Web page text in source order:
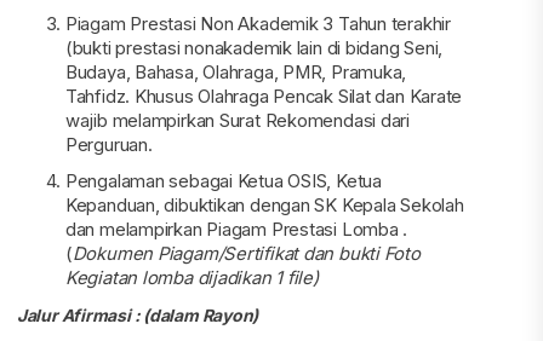
Piagam Prestasi Non Akademik 3 Tahun terakhir
(bukti prestasi nonakademik lain di bidang Seni,
Budaya, Bahasa, Olahraga, PMR, Pramuka,
Tahfidz. Khusus Olahraga Pencak Silat dan Karate
wajib melampirkan Surat Rekomendasi dari
Perguruan.
Pengalaman sebagai Ketua OSIS, Ketua
Kepanduan, dibuktikan dengan SK Kepala Sekolah
dan melampirkan Piagam Prestasi Lomba .
(Dokumen Piagam/Sertifikat dan bukti Foto
Kegiatan lomba dijadikan 1 file)
Jalur Afirmasi : (dalam Rayon)